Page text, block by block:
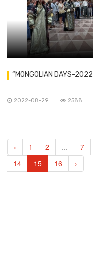
“MONGOLIAN DAYS-
2022-08-29 2588
‹ 1 2 ... 7
14
15 16 ›